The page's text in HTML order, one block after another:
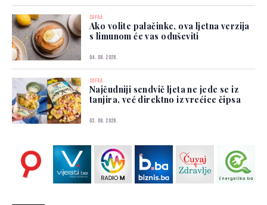
SOFRA
Ako volite palačinke, ova ljetna verzija
s limunom će vas oduševiti
04. 08. 2026.
SOFRA
Najčudniji sendvič ljeta ne jede se iz
tanjira, već direktno iz vrećice čipsa
03. 08. 2026.